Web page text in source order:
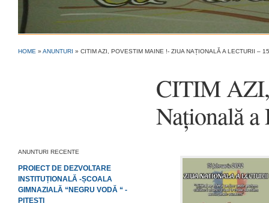
HOME » ANUNTURI » CITIM AZI, POVESTIM MAINE !- ZIUA NAȚIONALĂ A LECTURII –
CITIM
Națională
ANUNTURI RECENTE
PROIECT DE DEZVOLTARE
INSTITUȚIONALĂ -ȘCOALA
GIMNAZIALĂ “NEGRU VODĂ “ -
PITEȘTI